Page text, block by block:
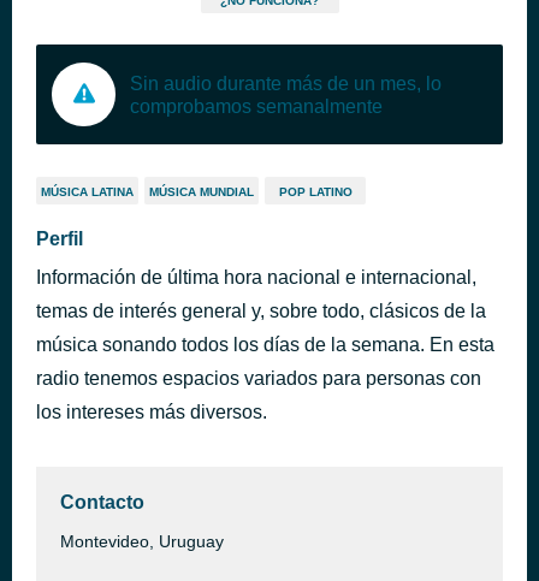
Sin audio durante más de un mes, lo
comprobamos semanalmente
MÚSICA LATINA MÚSICA MUNDIAL POP LATINO
Perfil
Información de última hora nacional e internacional,
temas de interés general y, sobre todo, clásicos de la
música sonando todos los días de la semana. En esta
radio tenemos espacios variados para personas con
los intereses más diversos.
Contacto
Montevideo, Uruguay